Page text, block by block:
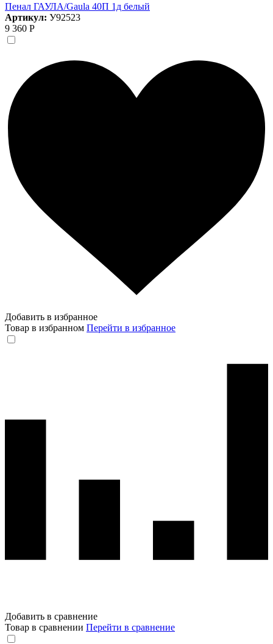
Пенал ГАУЛА/Gaula 40П 1д белый
Артикул: У92523
9 360 Р
Добавить в избранное
Товар в избранном Перейти в избранное
Добавить в сравнение
Товар в сравнении Перейти в сравнение